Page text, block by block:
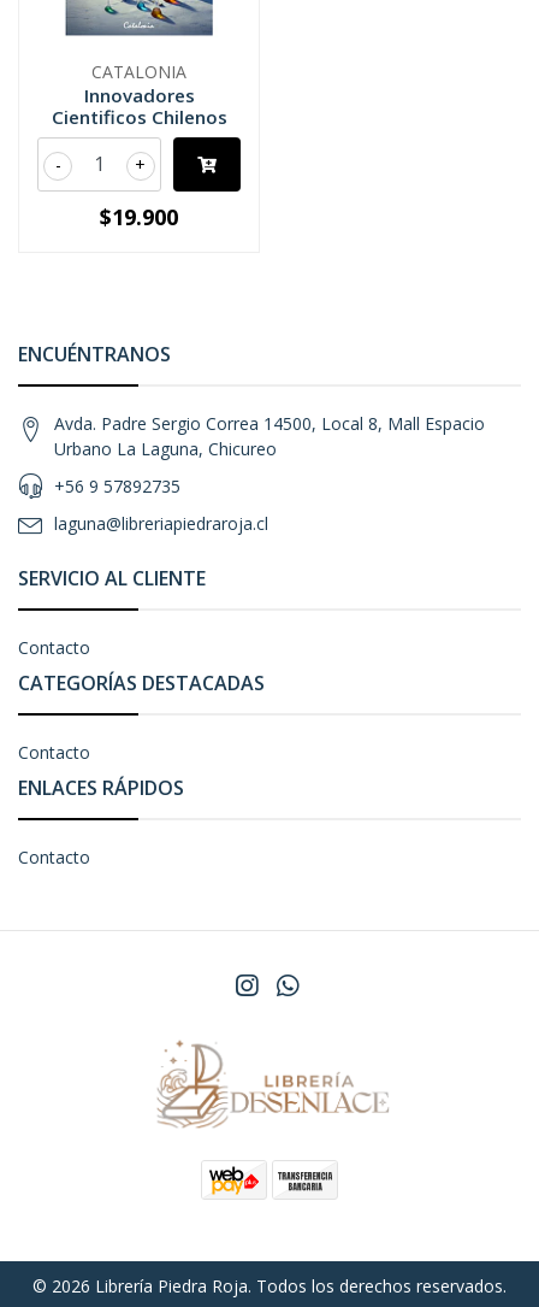
CATALONIA
Innovadores
Cientificos Chilenos
+
-
$19.900
ENCUÉNTRANOS
Avda. Padre Sergio Correa 14500, Local 8, Mall Espacio
Urbano La Laguna, Chicureo
+56 9 57892735
laguna@libreriapiedraroja.cl
SERVICIO AL CLIENTE
Contacto
CATEGORÍAS DESTACADAS
Contacto
ENLACES RÁPIDOS
Contacto
© 2026 Librería Piedra Roja. Todos los derechos reservados.